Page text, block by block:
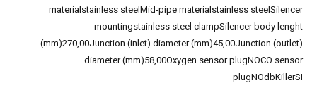
materialstainless steelMid-pipe materialstainless steelSilencer
mountingstainless steel clampSilencer body lenght
(mm)270,00Junction (inlet) diameter (mm)45,00Junction (outlet)
diameter (mm)58,00Oxygen sensor plugNOCO sensor
plugNOdbKillerSI